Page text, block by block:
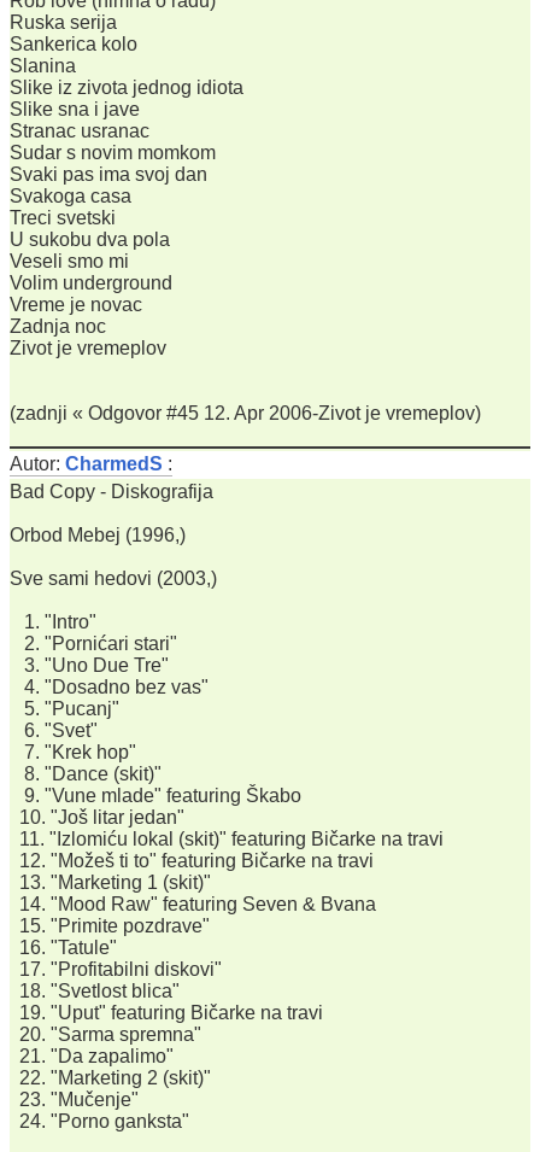
Ruska serija
Sankerica kolo
Slanina
Slike iz zivota jednog idiota
Slike sna i jave
Stranac usranac
Sudar s novim momkom
Svaki pas ima svoj dan
Svakoga casa
Treci svetski
U sukobu dva pola
Veseli smo mi
Volim underground
Vreme je novac
Zadnja noc
Zivot je vremeplov
(zadnji « Odgovor #45 12. Apr 2006-Zivot je vremeplov)
Autor: CharmedS :
Bad Copy - Diskografija
Orbod Mebej (1996,)
Sve sami hedovi (2003,)
1. "Intro"
2. "Pornićari stari"
3. "Uno Due Tre"
4. "Dosadno bez vas"
5. "Pucanj"
6. "Svet"
7. "Krek hop"
8. "Dance (skit)"
9. "Vune mlade" featuring Škabo
10. "Još litar jedan"
11. "Izlomiću lokal (skit)" featuring Bičarke na travi
12. "Možeš ti to" featuring Bičarke na travi
13. "Marketing 1 (skit)"
14. "Mood Raw" featuring Seven & Bvana
15. "Primite pozdrave"
16. "Tatule"
17. "Profitabilni diskovi"
18. "Svetlost blica"
19. "Uput" featuring Bičarke na travi
20. "Sarma spremna"
21. "Da zapalimo"
22. "Marketing 2 (skit)"
23. "Mučenje"
24. "Porno ganksta"